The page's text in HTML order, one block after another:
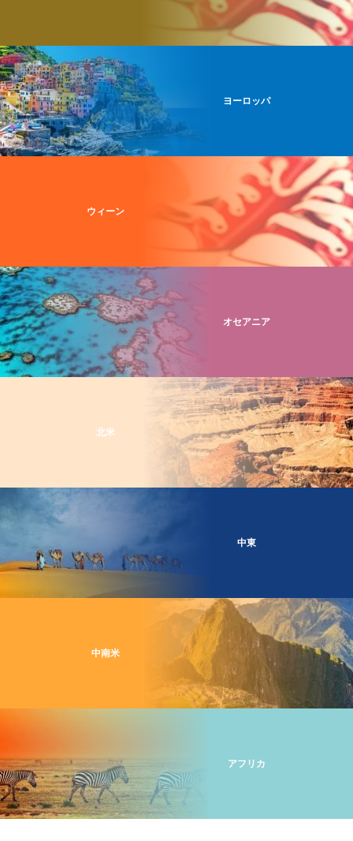
ヨーロッパ
ウィーン
オセアニア
北米
中東
中南米
アフリカ